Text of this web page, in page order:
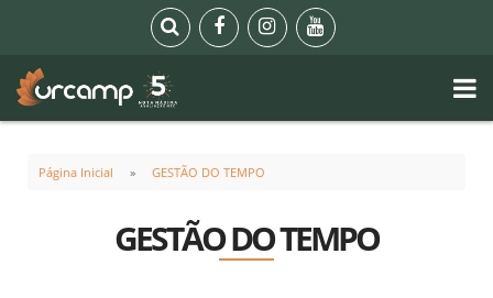
Página Inicial GESTÃO DO TEMPO
GESTÃO DO TEMPO